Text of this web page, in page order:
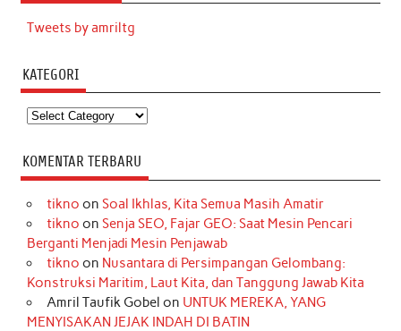
Tweets by amriltg
KATEGORI
Kategori
KOMENTAR TERBARU
tikno on Soal Ikhlas, Kita Semua Masih Amatir
tikno on Senja SEO, Fajar GEO: Saat Mesin Pencari
Berganti Menjadi Mesin Penjawab
tikno on Nusantara di Persimpangan Gelombang:
Konstruksi Maritim, Laut Kita, dan Tanggung Jawab Kita
Amril Taufik Gobel on UNTUK MEREKA, YANG
MENYISAKAN JEJAK INDAH DI BATIN